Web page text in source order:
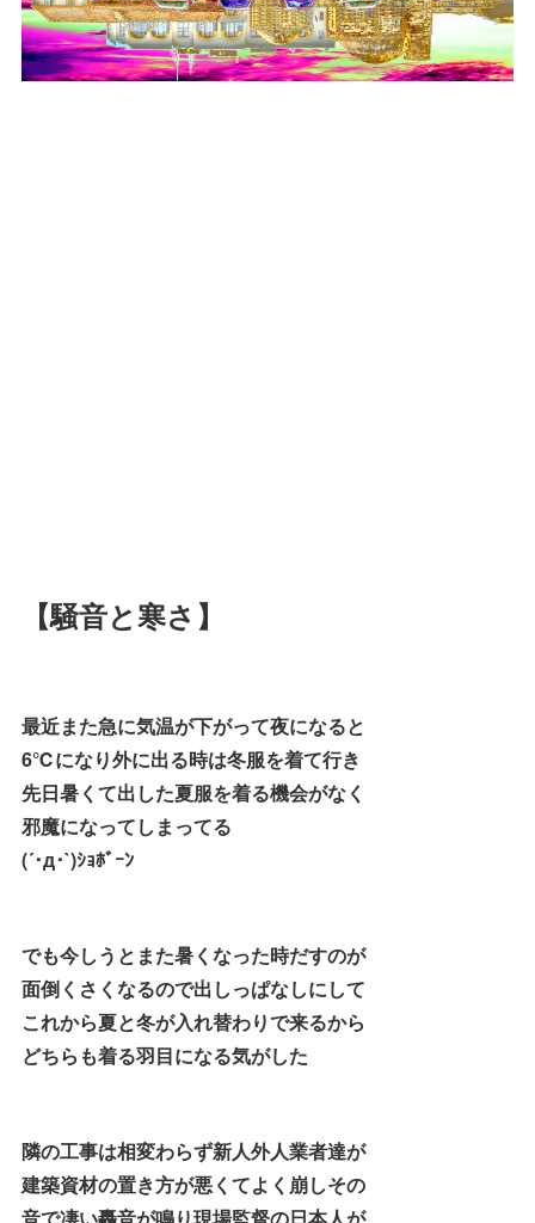
【騒音と寒さ】
最近また急に気温が下がって夜になると
6℃になり外に出る時は冬服を着て行き
先日暑くて出した夏服を着る機会がなく
邪魔になってしまってる
(´･д･`)ｼｮﾎﾞｰﾝ
でも今しうとまた暑くなった時だすのが
面倒くさくなるので出しっぱなしにして
これから夏と冬が入れ替わりで来るから
どちらも着る羽目になる気がした
隣の工事は相変わらず新人外人業者達が
建築資材の置き方が悪くてよく崩しその